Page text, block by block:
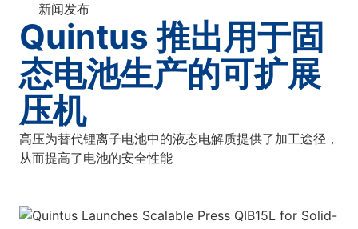
新闻发布
Quintus 推出用于固
态电池生产的可扩展
压机
高压为替代锂离子电池中的液态电解质提供了加工途径，
从而提高了电池的安全性能